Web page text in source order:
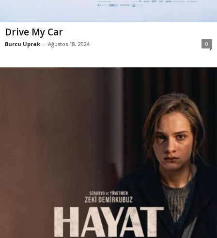
Drive My Car
Burcu Uprak - Ağustos 18, 2024 0